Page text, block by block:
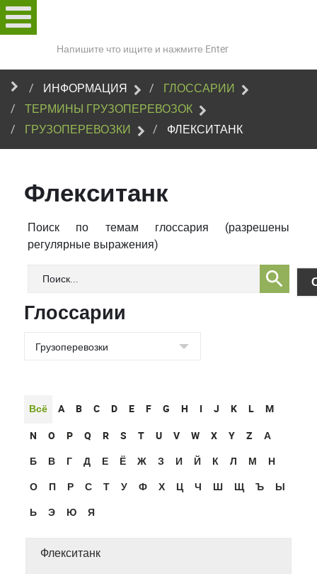
сайту
ИНФОРМАЦИЯ
ГЛОССАРИИ
ТЕРМИНЫ ГРУЗОПЕРЕВОЗОК
ГРУЗОПЕРЕВОЗКИ
ФЛЕКСИТАНК
Флекситанк
Поиск по темам глоссария (разрешены
регулярные выражения)
Глоссарии
Всё A B C D E F G H I J K L
M
N
O P Q R S T U V W X Y Z
А
Б
В Г Д Е Ё Ж З И Й К Л М
Н
О
П Р С Т У Ф Х Ц Ч Ш Щ Ъ
Ы
Ь
Э Ю Я
Флекситанк